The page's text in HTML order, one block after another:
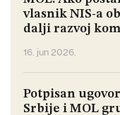
vlasnik NIS-a
dalji razvoj
16. jun 2026.
Potpisan
Srbije i MOL